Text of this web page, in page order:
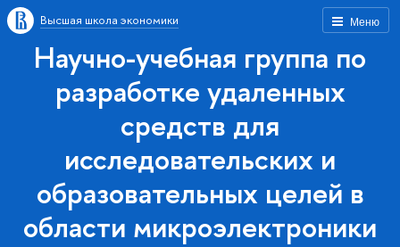
Меню
Высшая школа экономики
Научно-учебная группа по
разработке удаленных
средств для
исследовательских и
образовательных целей в
области микроэлектроники